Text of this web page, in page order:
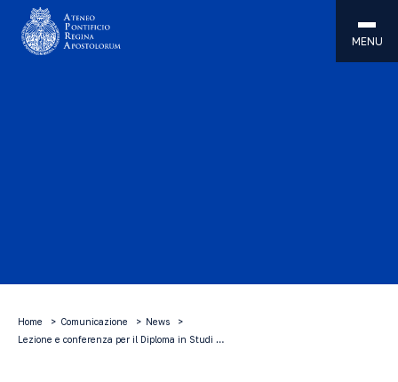
MENU
Home Comunicazione
News
Lezione e conferenza per il Diploma in Studi …